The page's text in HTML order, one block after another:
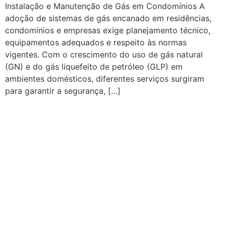
Instalação e Manutenção de Gás em Condomínios A
adoção de sistemas de gás encanado em residências,
condomínios e empresas exige planejamento técnico,
equipamentos adequados e respeito às normas
vigentes. Com o crescimento do uso de gás natural
(GN) e do gás liquefeito de petróleo (GLP) em
ambientes domésticos, diferentes serviços surgiram
para garantir a segurança, […]